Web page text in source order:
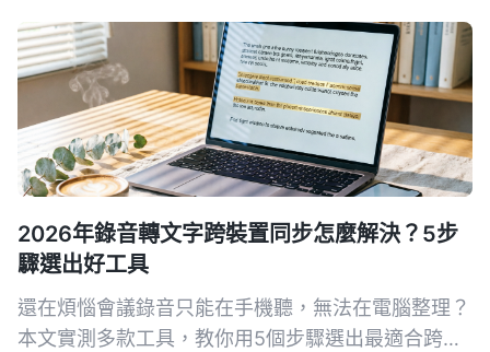
2026年錄音轉文字跨裝置同步怎麼解決？5步
驟選出好工具
還在煩惱會議錄音只能在手機聽，無法在電腦整理？
本文實測多款工具，教你用5個步驟選出最適合跨裝